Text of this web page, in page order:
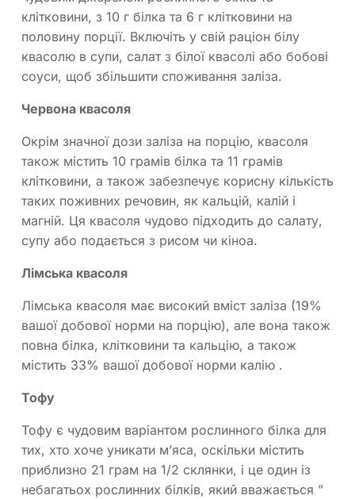
клітковини, з 10 г білка та 6 г клітковини на
половину порції. Включіть у свій раціон білу
квасолю в супи, салат з білої квасолі або бобові
соуси, щоб збільшити споживання заліза.
Червона квасоля
Окрім значної дози заліза на порцію, квасоля
також містить 10 грамів білка та 11 грамів
клітковини, а також забезпечує корисну кількість
таких поживних речовин, як кальцій, калій і
магній. Ця квасоля чудово підходить до салату,
супу або подається з рисом чи кіноа.
Лімська квасоля
Лімська квасоля має високий вміст заліза (19%
вашої добової норми на порцію), але вона також
повна білка, клітковини та кальцію, а також
містить 33% вашої добової норми калію .
Тофу
Тофу є чудовим варіантом рослинного білка для
тих, хто хоче уникати м’яса, оскільки містить
приблизно 21 грам на 1/2 склянки, і це один із
небагатьох рослинних білків, який вважається ”